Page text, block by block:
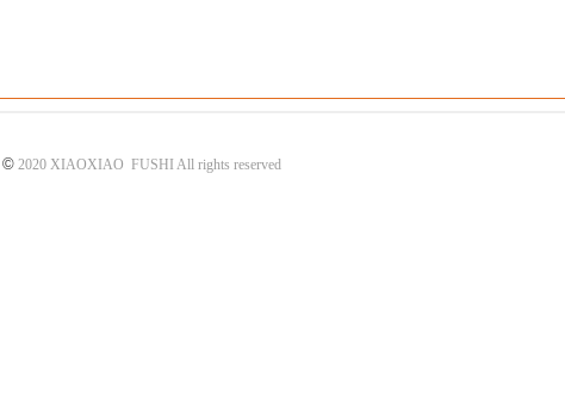
©2020 XIAOXIAO FUSHI All rights reserved